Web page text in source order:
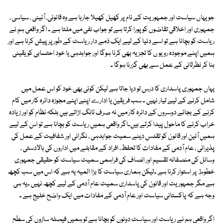
جو یہاں سیاست اور جمہوریت کے نام پر کھیل کھیلا جارہا ہے وہ قانونی، آئینی ، سیاسی ،
جمہوری اور اخلاقی تقاضوں کو پورا کرتا ہے تو جواب نفی میں ملتا ہے ۔ اگر واقعی ہم نے
ریاست کو بچانا ہے تو اسے دنیا کے لیے ایک ذمے دار ریاست کے طور پر پیش کرنا ہے اور
ہمیں اپنے موجودہ رویو ں کا تجزیہ بھی کرنا ہوگا اور جوابدہی یا خود احتسابی کو یقینی
بنا کر نظرثانی کے عمل سے بھی گزرنا ہوگا ۔
یہاں جمہوری پاسداری کا درس تو دیا جاتا ہے لیکن کوئی بھی خود کو اس عمل میں
شامل کرنے کے لیے تیار نہیں ۔ سب فریقین یا ادارے اپنے اپنے مجوزہ دائرہ کار میں کام
کرنے کے بجائے دوسروں کے دائرہ کار میں نہ صرف ٹانگ اڑاتے ہیں بلکہ نظام کو اور زیادہ
خراب کرنے کا ماحول پیدا کرتے ہیں۔اگر واقعی ہمیں ریاست کو بچانا ہے تو اس کے لیے
ہمیں آئین اور قانون کو تقدس دینے سمیت جوابدہی ، نگرانی اور شفافیت کے عمل کی
پذیرائی ، عام آدمی کے مفادات کا تحفظ، افراد کے مقابلے میں اداروں کی بالادستی ،
وسائل کی منصفانہ تقسیم اور انصاف کی فراہمی سمیت سیاست کو حقیقی جمہوری
خطوط پر استوار کرنا ہے ۔لیکن ہماری سیاست کا بڑا المیہ یہ ہے کہ اس میں سب کچھ
ہے مگر جمہوریت اور قانون کی پاسداری سمیت عام آدمی کے لیے کچھ نہیں ۔یہ ہی
وجہ ہے کہ پاکستانی سیاست اور عام آدمی کے مفادات میں ایک واضح خلیج ہے ۔
اگر واقعی ہم نے ریاست اور سیاست دونوں کو بچانا ہے تو ہمیں فیصلہ سازوں کی سطح